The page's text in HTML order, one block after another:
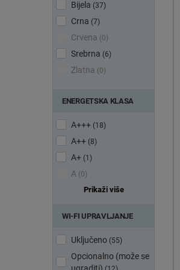
Bijela (37)
Crna (7)
Crvena (0)
Srebrna (6)
Zlatna (0)
ENERGETSKA KLASA
A+++ (18)
A++ (8)
A+ (1)
A (0)
Prikaži više
WI-FI UPRAVLJANJE
Uključeno (55)
Opcionalno (može se
ugraditi)